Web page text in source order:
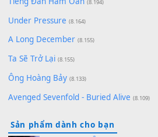
(8.651)
Bóng mây qua thềm
[SHEET PIANO] We Wish You A
Tiếng Đàn Hàm Oan (8.194)